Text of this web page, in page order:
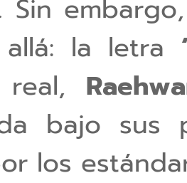
Sin
la letra
bajo sus
los